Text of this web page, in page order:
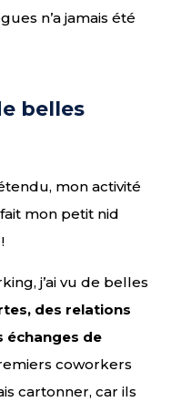
n’a jamais été
belles
mon activité
mon petit nid
j’ai vu de belles
des relations
échanges de
coworkers
cartonner, car ils